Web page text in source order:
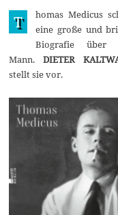
T
homas Medicus
eine große und
Biografie über
Mann.DIETER
stellt sie vor.